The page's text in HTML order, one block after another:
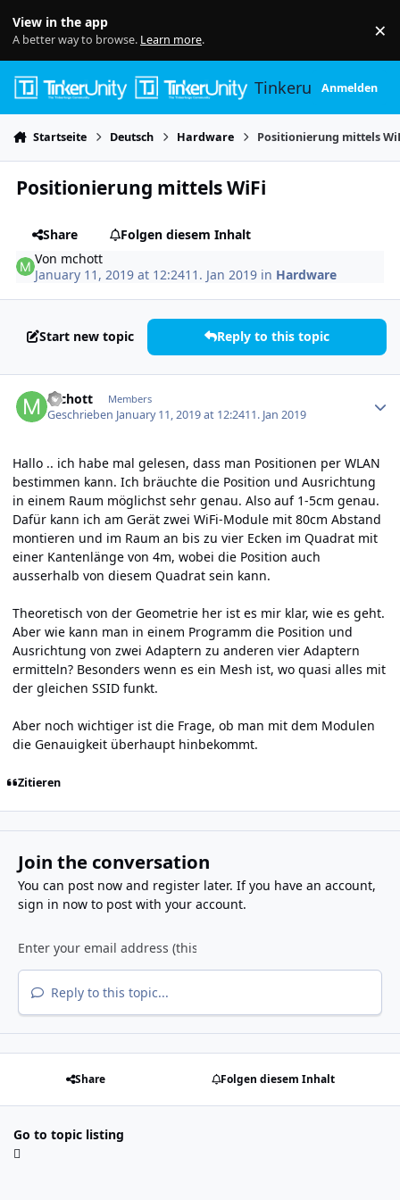
View in the app
A better way to browse. Learn more. ×
TinkerunityAnmelden
Startseite Deutsch Hardware Positionierung mittels
Positionierung mittels WiFi
Share
Folgen diesem Inhalt
Von mchott
January 11, 2019 at 12:2411. Jan 2019 in Hardware
Start new topic Reply to this topic
mchott Members
Geschrieben January 11, 2019 at 12:2411. Jan 2019
Hallo .. ich habe mal gelesen, dass man Positionen per WLAN
bestimmen kann. Ich bräuchte die Position und Ausrichtung
in einem Raum möglichst sehr genau. Also auf 1-5cm genau.
Dafür kann ich am Gerät zwei WiFi-Module mit 80cm Abstand
montieren und im Raum an bis zu vier Ecken im Quadrat mit
einer Kantenlänge von 4m, wobei die Position auch
ausserhalb von diesem Quadrat sein kann.
Theoretisch von der Geometrie her ist es mir klar, wie es geht.
Aber wie kann man in einem Programm die Position und
Ausrichtung von zwei Adaptern zu anderen vier Adaptern
ermitteln? Besonders wenn es ein Mesh ist, wo quasi alles mit
der gleichen SSID funkt.
Aber noch wichtiger ist die Frage, ob man mit dem Modulen
die Genauigkeit überhaupt hinbekommt.
Zitieren
Join the conversation
You can post now and register later. If you have an account,
sign in nowto post with your account.
Reply to this topic...
Share Folgen diesem Inhalt
Go to topic listing